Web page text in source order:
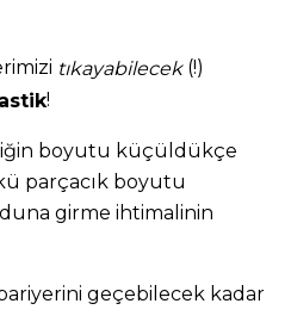
tıkayabilecek (!)
!
boyutu küçüldükçe
parçacık boyutu
girme ihtimalinin
geçebilecek kadar